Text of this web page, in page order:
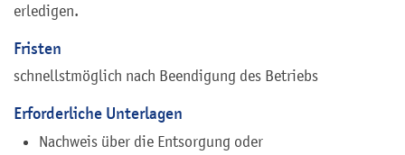
erledigen.
Fristen
schnellstmöglich nach Beendigung des Betriebs
Erforderliche Unterlagen
Nachweis über die Entsorgung oder